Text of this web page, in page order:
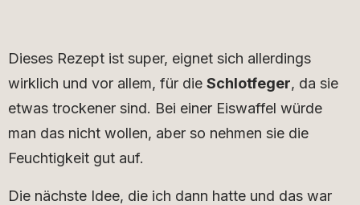
Dieses Rezept ist super, eignet sich allerdings
wirklich und vor allem, für die Schlotfeger, da sie
etwas trockener sind. Bei einer Eiswaffel würde
man das nicht wollen, aber so nehmen sie die
Feuchtigkeit gut auf.
Die nächste Idee, die ich dann hatte und das war